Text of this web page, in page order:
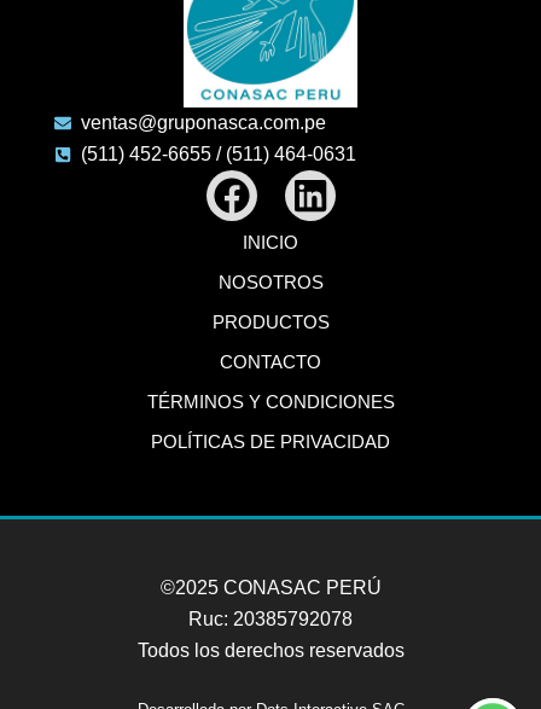
ventas@gruponasca.com.pe
(511) 452-6655 / (511) 464-0631
Facebook
Linkedin
INICIO
NOSOTROS
PRODUCTOS
CONTACTO
TÉRMINOS Y CONDICIONES
POLÍTICAS DE PRIVACIDAD
©2025 CONASAC PERÚ
Ruc: 20385792078
Todos los derechos reservados